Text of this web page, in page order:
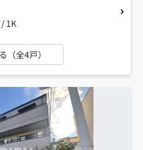
1K
（全4戸）